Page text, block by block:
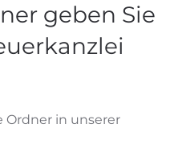
geben Sie
Ordner in unserer